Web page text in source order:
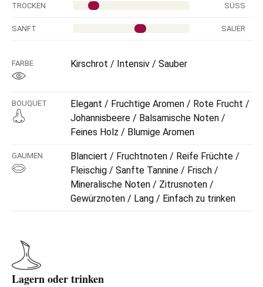
TROCKEN SÜSS
SANFT SAUER
FARBE Kirschrot / Intensiv / Sauber
BOUQUET
Elegant / Fruchtige Aromen / Rote Frucht /
Johannisbeere / Balsamische Noten /
Feines Holz / Blumige Aromen
GAUMEN
Blanciert / Fruchtnoten / Reife Früchte /
Fleischig / Sanfte Tannine / Frisch /
Mineralische Noten / Zitrusnoten /
Gewürznoten / Lang / Einfach zu trinken
Lagern oder trinken